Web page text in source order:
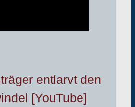
entlarvt den
[YouTube]